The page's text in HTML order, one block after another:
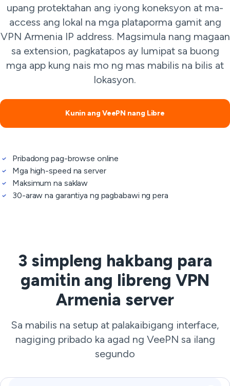
upang protektahan ang iyong koneksyon at ma-
access ang lokal na mga plataporma gamit ang
VPN Armenia IP address. Magsimula nang magaan
sa extension, pagkatapos ay lumipat sa buong
mga app kung nais mo ng mas mabilis na bilis at
lokasyon.
Kunin ang VeePN nang Libre
Pribadong pag-browse online
Mga high-speed na server
Maksimum na saklaw
30-araw na garantiya ng pagbabawi ng pera
3 simpleng hakbang para
gamitin ang libreng VPN
Armenia server
Sa mabilis na setup at palakaibigang interface,
nagiging pribado ka agad ng VeePN sa ilang
segundo